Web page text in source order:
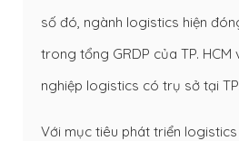
số đó, ngành logistics hiện
trong tổng GRDP của TP. HCM
nghiệp logistics có trụ sở tại
Với mục tiêu phát triển